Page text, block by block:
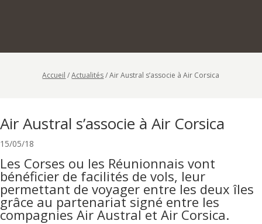
Accueil /Actualités/Air Austral s’associe à Air Corsica
Air Austral s’associe à Air Corsica
15/05/18
Les Corses ou les Réunionnais vont
bénéficier de facilités de vols, leur
permettant de voyager entre les deux îles
grâce au partenariat signé entre les
compagnies Air Austral et Air Corsica.